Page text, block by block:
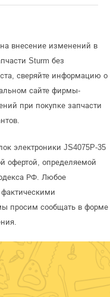
на внесение изменений в
Sturm без
сверяйте информацию о
сайте фирмы-
при покупке запчасти
электроники JS4075P-35
офертой, определяемой
РФ. Любое
фактическими
просим сообщать в форме